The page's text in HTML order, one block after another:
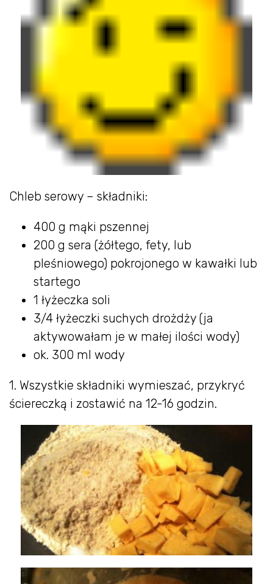
Chleb serowy – składniki:
400 g mąki pszennej
200 g sera (żółtego, fety, lub
pleśniowego) pokrojonego w kawałki lub
startego
1 łyżeczka soli
3/4 łyżeczki suchych drożdży (ja
aktywowałam je w małej ilości wody)
ok. 300 ml wody
1. Wszystkie składniki wymieszać, przykryć
ściereczką i zostawić na 12-16 godzin.